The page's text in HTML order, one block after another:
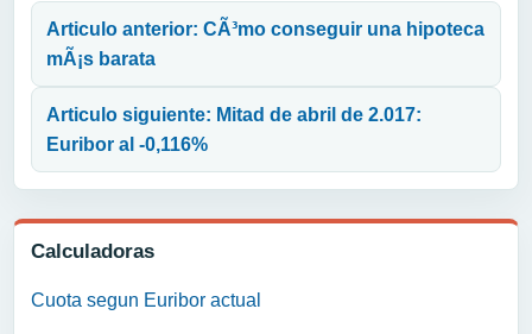
Calculadoras
Cuota segun Euribor actual
Articulo anterior: CÃ³mo conseguir una hipoteca
mÃ¡s barata
Articulo siguiente: Mitad de abril de 2.017:
Euribor al -0,116%